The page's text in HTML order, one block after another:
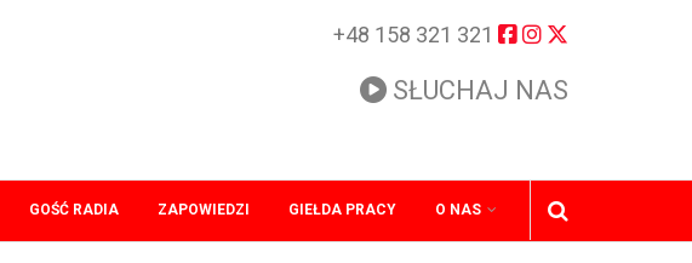
+48 158 321 321
SŁUCHAJ NAS
GOŚĆ RADIA ZAPOWIEDZI GIEŁDA PRACY O NAS